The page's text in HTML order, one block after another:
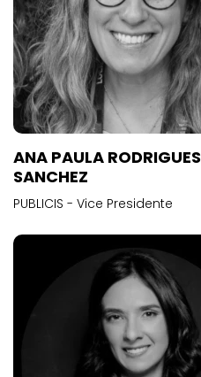
ANA PAULA RODRIGUES
SANCHEZ
PUBLICIS - Vice Presidente